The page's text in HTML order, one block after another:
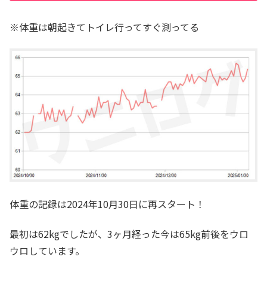
※体重は朝起きてトイレ行ってすぐ測ってる
体重の記録は2024年10月30日に再スタート！
最初は62kgでしたが、3ヶ月経った今は65kg前後をウロ
ウロしています。